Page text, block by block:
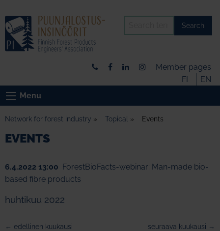
Search
Member pages
FI
EN
Menu
Network for forest industry » Topical » Events
EVENTS
6.4.2022 13:00 ForestBioFacts-webinar: Man-made bio-
based fibre products
huhtikuu 2022
← edellinen kuukausi seuraava kuukausi →